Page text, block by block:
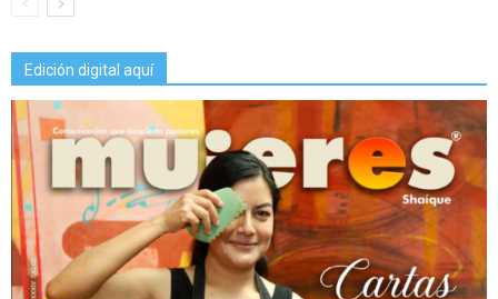
Edición digital aquí